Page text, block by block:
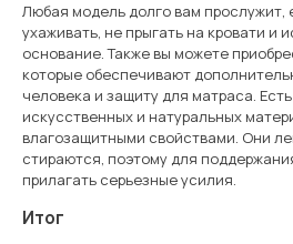
Любая модель долго вам прослужит,
ухаживать, не прыгать на кровати и
основание. Также вы можете
которые обеспечивают
человека и защиту для матраса.
искусственных и натуральных
влагозащитными свойствами. Они
стираются, поэтому для
прилагать серьезные усилия.
Итог